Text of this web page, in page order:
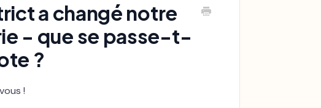
a changé notre
- que se passe-t-
?
!